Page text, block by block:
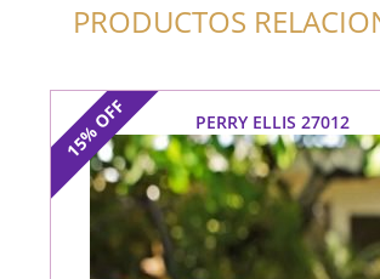
PRODUCTOS
15%
OFF PERRY ELLIS 27012